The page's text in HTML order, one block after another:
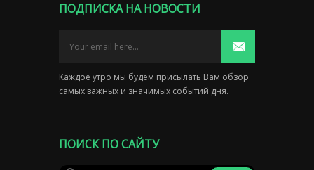
ПОДПИСКА НА НОВОСТИ
Каждое утро мы будем присылать Вам обзор
самых важных и значимых событий дня.
ПОИСК ПО САЙТУ